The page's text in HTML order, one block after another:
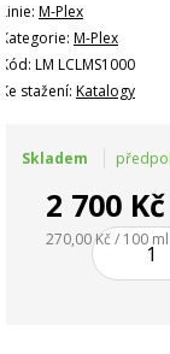
Linie: M-Plex
Kategorie: M-Plex
Kód: LM LCLMS1000
Ke stažení: Katalogy
Skladem
2 700 Kč
270,00 Kč / 100 ml